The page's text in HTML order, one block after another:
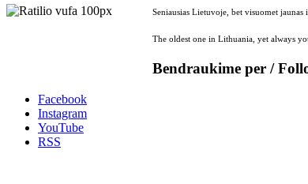
Seniausias Lietuvoje, bet visuomet
The oldest one in Lithuania, yet always
Bendraukime per /
Facebook
Instagram
YouTube
RSS